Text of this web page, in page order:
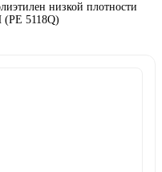
низкой плотности
5118Q)